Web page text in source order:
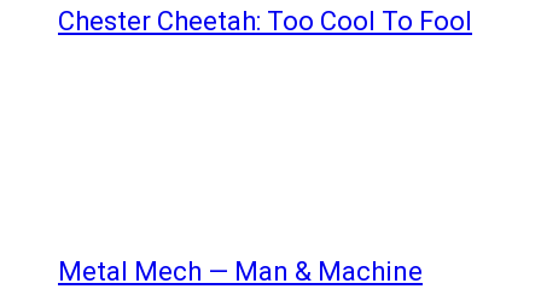
Chester Cheetah: Too Cool To Fool
Metal Mech — Man & Machine